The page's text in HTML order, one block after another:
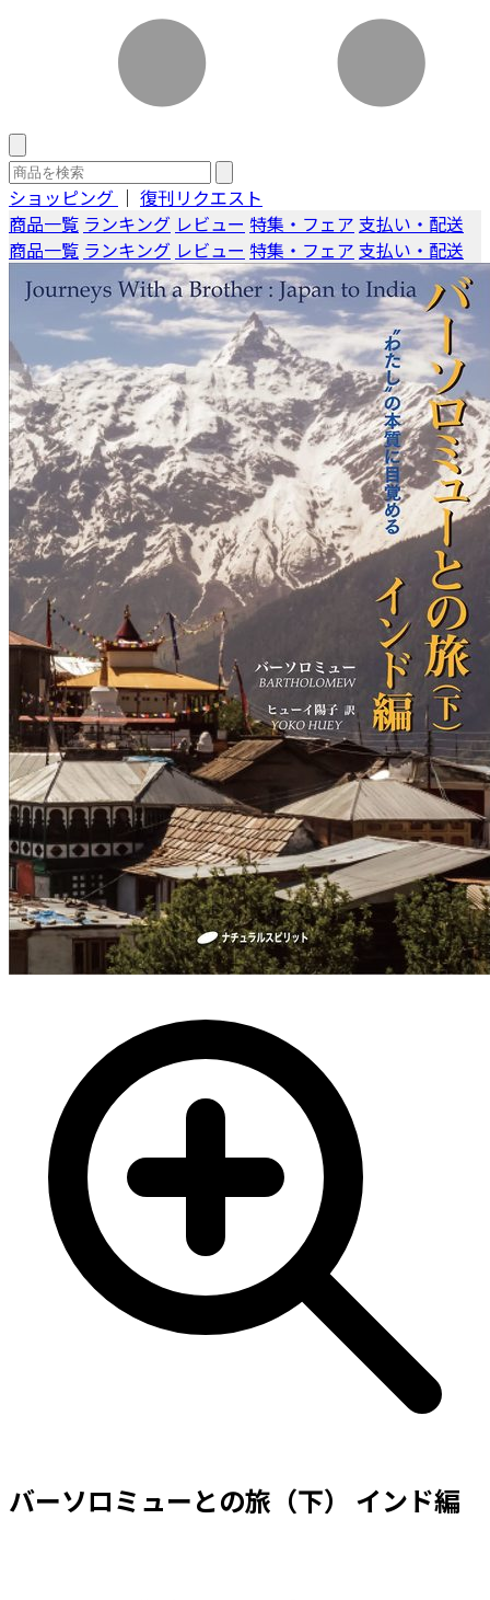
ショッピング ｜ 復刊リクエスト
商品一覧 ランキング レビュー 特集・フェア 支払い・配送
商品一覧 ランキング レビュー 特集・フェア 支払い・配送
バーソロミューとの旅（下） インド編